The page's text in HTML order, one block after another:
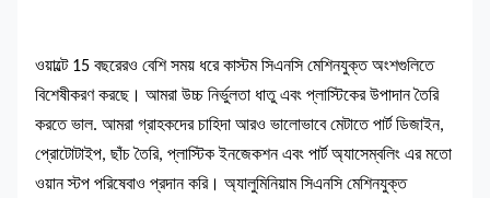
ওয়াল্টে 15 বছরেরও বেশি সময় ধরে কাস্টম সিএনসি মেশিনযুক্ত অংশগুলিতে
বিশেষীকরণ করছে। আমরা উচ্চ নির্ভুলতা ধাতু এবং প্লাস্টিকের উপাদান তৈরি
করতে ভাল. আমরা গ্রাহকদের চাহিদা আরও ভালোভাবে মেটাতে পার্ট ডিজাইন,
প্রোটোটাইপ, ছাঁচ তৈরি, প্লাস্টিক ইনজেকশন এবং পার্ট অ্যাসেম্বলিং এর মতো
ওয়ান স্টপ পরিষেবাও প্রদান করি। অ্যালুমিনিয়াম সিএনসি মেশিনযুক্ত